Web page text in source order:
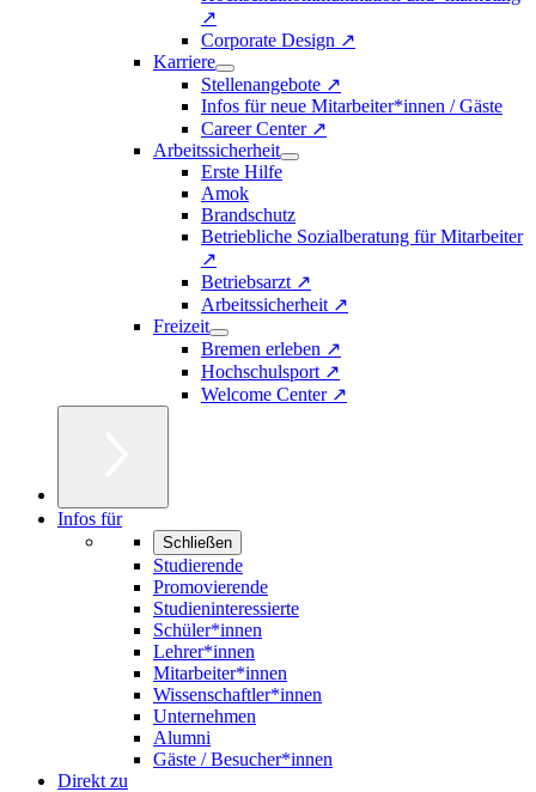
↗
Corporate Design ↗
Karriere
Stellenangebote ↗
Infos für neue Mitarbeiter*innen / Gäste
Career Center ↗
Arbeitssicherheit
Erste Hilfe
Amok
Brandschutz
Betriebliche Sozialberatung für Mitarbeiter
↗
Betriebsarzt ↗
Arbeitssicherheit ↗
Freizeit
Bremen erleben ↗
Hochschulsport ↗
Welcome Center ↗
Infos für
Schließen
Studierende
Promovierende
Studieninteressierte
Schüler*innen
Lehrer*innen
Mitarbeiter*innen
Wissenschaftler*innen
Unternehmen
Alumni
Gäste / Besucher*innen
Direkt zu